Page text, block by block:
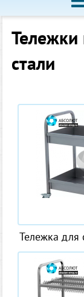
стали
Тележка для